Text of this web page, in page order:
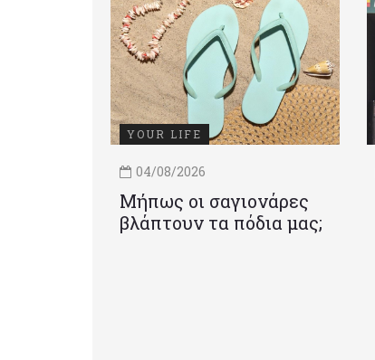
YOUR LIFE
04/08/2026
Μήπως οι σαγιονάρες
βλάπτουν τα πόδια μας;